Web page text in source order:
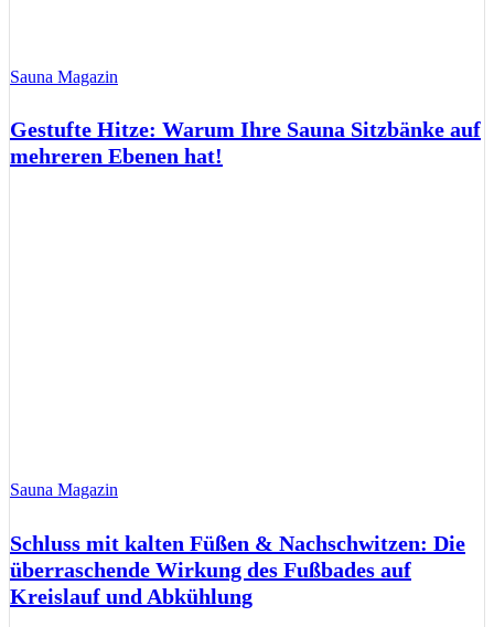
Sauna Magazin
Gestufte Hitze: Warum Ihre Sauna Sitzbänke auf
mehreren Ebenen hat!
Sauna Magazin
Schluss mit kalten Füßen & Nachschwitzen: Die
überraschende Wirkung des Fußbades auf
Kreislauf und Abkühlung